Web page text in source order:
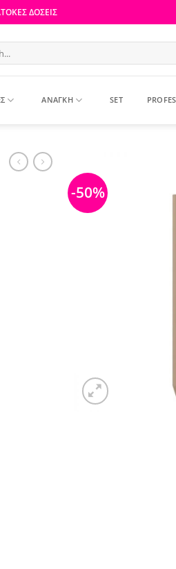
ΔΟΣΕΙΣ
ΑΝΑΓΚΗ SET
-50%